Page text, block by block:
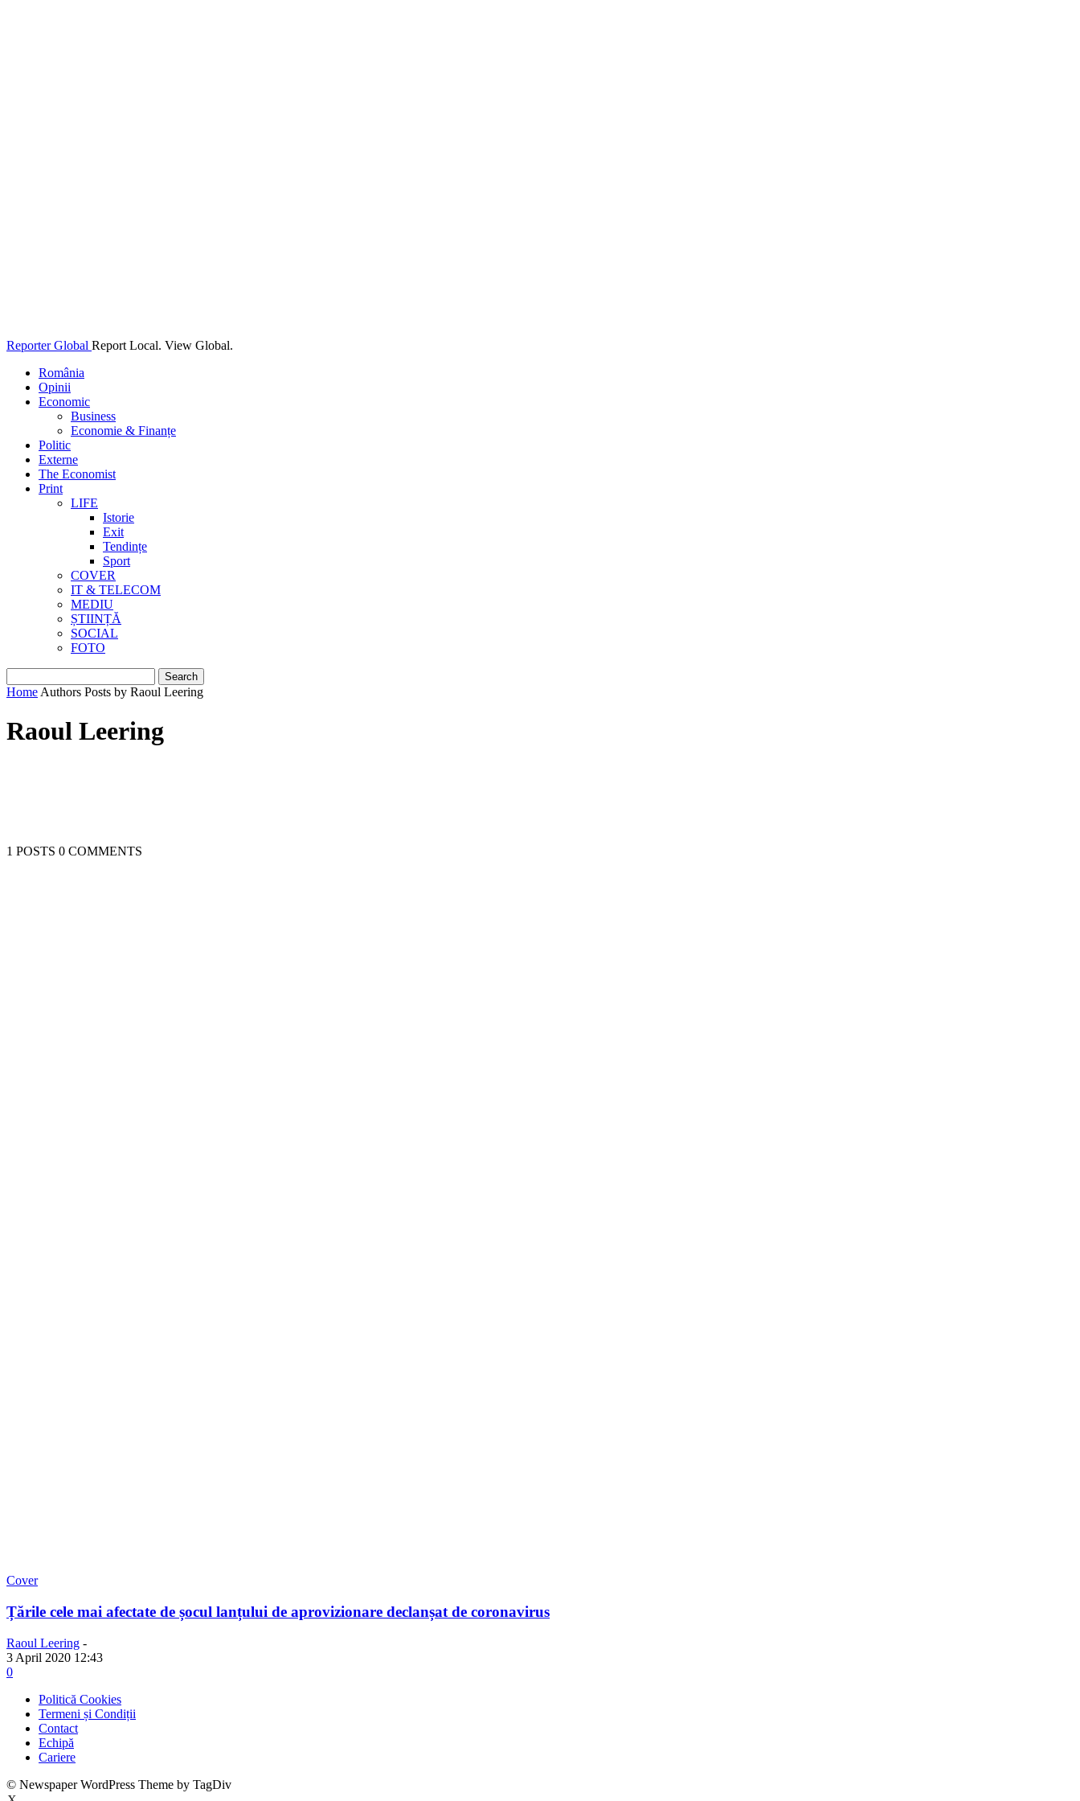
Reporter Global Report Local. View Global.
România
Opinii
Economic
Business
Economie & Finanțe
Politic
Externe
The Economist
Print
LIFE
Istorie
Exit
Tendințe
Sport
COVER
IT & TELECOM
MEDIU
ȘTIINȚĂ
SOCIAL
FOTO
Home Authors Posts by Raoul Leering
Raoul Leering
1 POSTS 0 COMMENTS
Cover
Țările cele mai afectate de șocul lanțului de aprovizionare declanșat de coronavirus
Raoul Leering -
3 April 2020 12:43
0
Politică Cookies
Termeni și Condiții
Contact
Echipă
Cariere
© Newspaper WordPress Theme by TagDiv